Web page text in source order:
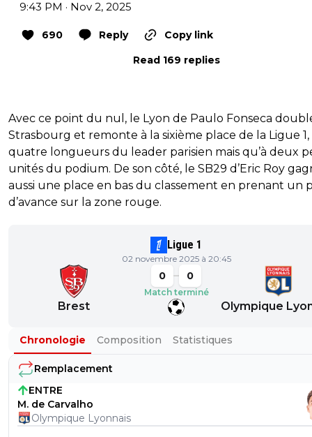
9:43 PM · Nov 2, 2025
690 Reply
Copy link
Read 169 replies
Avec ce point du nul, le Lyon de Paulo Fonseca
Strasbourg et remonte à la sixième place de la Ligue 1,
quatre longueurs du leader parisien mais qu’à deux
unités du podium. De son côté, le SB29 d’Eric Roy
aussi une place en bas du classement en prenant un
d’avance sur la zone rouge.
Ligue 1
02 novembre 2025 à 20:45
Brest
0 0
Match terminé
Olympique
Chronologie Composition Statistiques
Remplacement
ENTRE
M. de Carvalho
Olympique Lyonnais